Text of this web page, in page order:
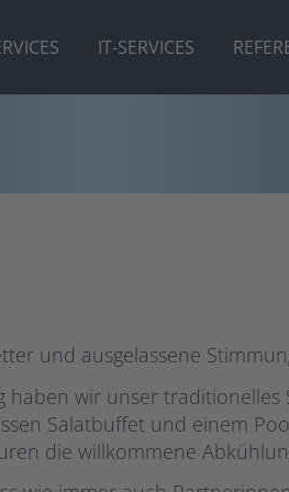
IT-SERVICES
und ausgelassene
haben wir unser
Salatbuffet und einem
die willkommene